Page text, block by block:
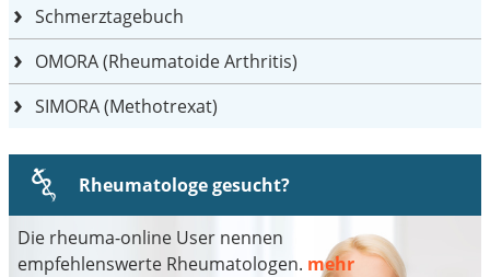
Schmerztagebuch
OMORA (Rheumatoide Arthritis)
SIMORA (Methotrexat)
Rheumatologe gesucht?
Die rheuma-online User nennen
empfehlenswerte Rheumatologen. mehr